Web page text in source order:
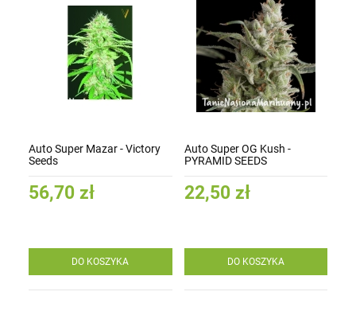
Auto Super Mazar - Victory
Seeds
56,70 zł
DO KOSZYKA
Auto Super OG Kush -
PYRAMID SEEDS
22,50 zł
DO KOSZYKA